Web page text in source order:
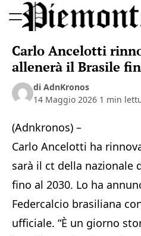
to
Sport
Carlo Ancelotti
allenerà il Brasile
di AdnKronos
14 Maggio 2026 1 min
(Adnkronos) –
Carlo Ancelotti ha
sarà il ct della nazionale
fino al 2030. Lo ha
Federcalcio brasiliana
ufficiale. “È un giorno